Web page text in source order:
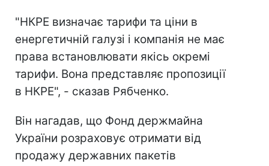
"НКРЕ визначає тарифи та ціни в
енергетичній галузі і компанія не має
права встановлювати якісь окремі
тарифи. Вона представляє пропозиції
в НКРЕ", - сказав Рябченко.
Він нагадав, що Фонд держмайна
України розраховує отримати від
продажу державних пакетів